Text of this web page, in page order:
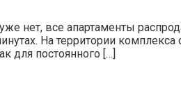
нет, все апартаменты
На территории
для постоянного […]